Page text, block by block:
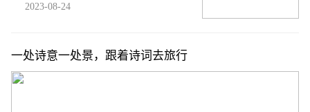
2023-08-24
一处诗意一处景，跟着诗词去旅行